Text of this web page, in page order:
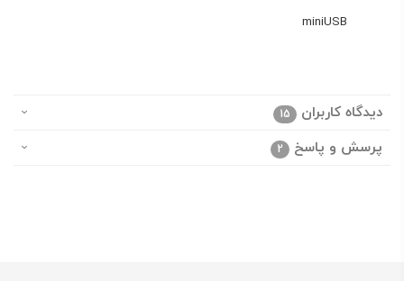
miniUSB
دیدگاه کاربران 15
پرسش و پاسخ 2